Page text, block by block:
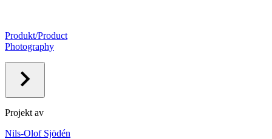
Produkt/Product
Photography
Projekt av
Nils-Olof Sjödén